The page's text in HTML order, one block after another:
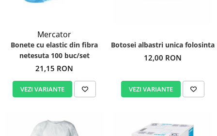
Mercator
Bonete cu elastic din fibra
netesuta 100 buc/set
21,15 RON
VEZI VARIANTE
Botosei albastri unica folosinta
12,00 RON
VEZI VARIANTE